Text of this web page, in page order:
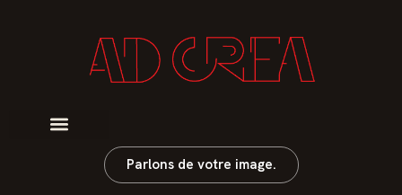
Parlons de votre image.
AGENCE DE COMMUNICATION · CHATOU (78)